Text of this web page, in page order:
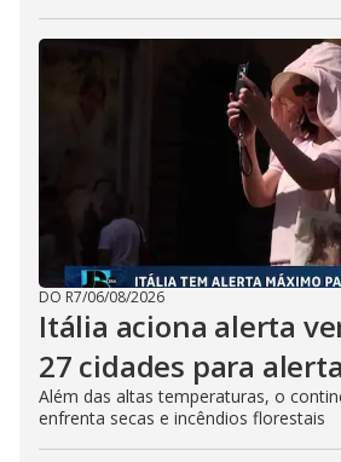
DO R7/06/08/2026
Itália aciona alerta
27 cidades para
Além das altas temperaturas, o
enfrenta secas e incêndios florestais